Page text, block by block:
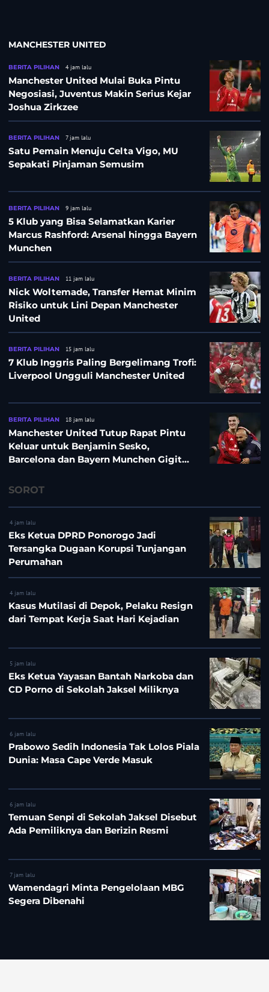
MANCHESTER UNITED
BERITA PILIHAN 4 jam lalu
Manchester United Mulai Buka Pintu
Negosiasi, Juventus Makin Serius Kejar
Joshua Zirkzee
BERITA PILIHAN 7 jam lalu
Satu Pemain Menuju Celta Vigo, MU
Sepakati Pinjaman Semusim
BERITA PILIHAN 9 jam lalu
5 Klub yang Bisa Selamatkan Karier
Marcus Rashford: Arsenal hingga Bayern
Munchen
BERITA PILIHAN 11 jam lalu
Nick Woltemade, Transfer Hemat Minim
Risiko untuk Lini Depan Manchester
United
BERITA PILIHAN 15 jam lalu
7 Klub Inggris Paling Bergelimang Trofi:
Liverpool Ungguli Manchester United
BERITA PILIHAN 18 jam lalu
Manchester United Tutup Rapat Pintu
Keluar untuk Benjamin Sesko,
Barcelona dan Bayern Munchen Gigit
SOROT
4 jam lalu
Eks Ketua DPRD Ponorogo Jadi
Tersangka Dugaan Korupsi Tunjangan
Perumahan
4 jam lalu
Kasus Mutilasi di Depok, Pelaku Resign
dari Tempat Kerja Saat Hari Kejadian
5 jam lalu
Eks Ketua Yayasan Bantah Narkoba dan
CD Porno di Sekolah Jaksel Miliknya
6 jam lalu
Prabowo Sedih Indonesia Tak Lolos Piala
Dunia: Masa Cape Verde Masuk
6 jam lalu
Temuan Senpi di Sekolah Jaksel Disebut
Ada Pemiliknya dan Berizin Resmi
7 jam lalu
Wamendagri Minta Pengelolaan MBG
Segera Dibenahi